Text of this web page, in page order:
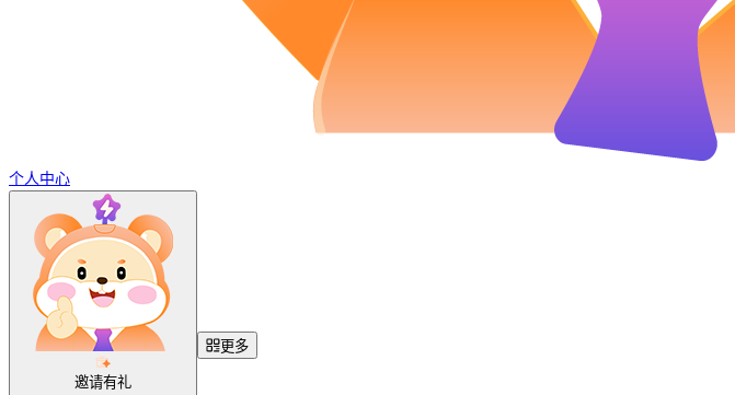
个人中心
邀请有礼
更多